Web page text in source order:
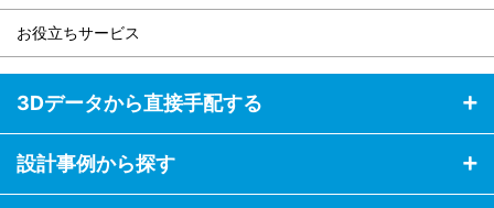
お役立ちサービス
3Dデータから直接手配する
設計事例から探す